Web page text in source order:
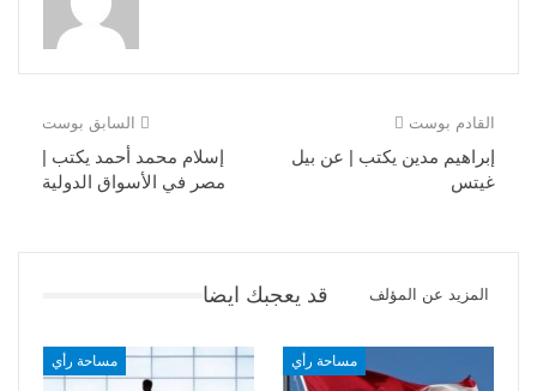
السابق بوست
إسلام محمد أحمد يكتب |
مصر في الأسواق الدولية
القادم بوست
إبراهيم مدين يكتب | عن بيل
غيتس
قد يعجبك ايضا المزيد عن المؤلف
مساحة رأي مساحة رأي